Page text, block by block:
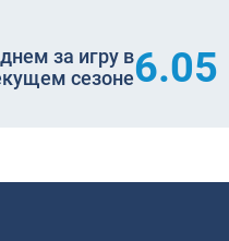
за игру в
сезоне6.05